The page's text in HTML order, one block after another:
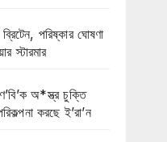
পরিষ্কার ঘোষণা
স্টারমার
অ*স্ত্র চুক্তি
করছে ই’রা’ন